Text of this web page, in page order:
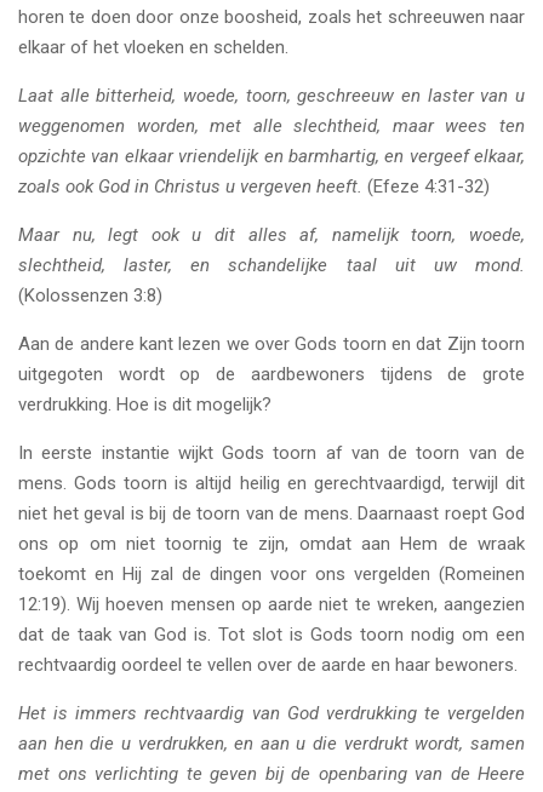
horen te doen door onze boosheid, zoals het schreeuwen naar
elkaar of het vloeken en schelden.
Laat alle bitterheid, woede, toorn, geschreeuw en laster van u
weggenomen worden, met alle slechtheid, maar wees ten
opzichte van elkaar vriendelijk en barmhartig, en vergeef elkaar,
zoals ook God in Christus u vergeven heeft. (Efeze 4:31-32)
Maar nu, legt ook u dit alles af, namelijk toorn, woede,
slechtheid, laster, en schandelijke taal uit uw mond.
(Kolossenzen 3:8)
Aan de andere kant lezen we over Gods toorn en dat Zijn toorn
uitgegoten wordt op de aardbewoners tijdens de grote
verdrukking. Hoe is dit mogelijk?
In eerste instantie wijkt Gods toorn af van de toorn van de
mens. Gods toorn is altijd heilig en gerechtvaardigd, terwijl dit
niet het geval is bij de toorn van de mens. Daarnaast roept God
ons op om niet toornig te zijn, omdat aan Hem de wraak
toekomt en Hij zal de dingen voor ons vergelden (Romeinen
12:19). Wij hoeven mensen op aarde niet te wreken, aangezien
dat de taak van God is. Tot slot is Gods toorn nodig om een
rechtvaardig oordeel te vellen over de aarde en haar bewoners.
Het is immers rechtvaardig van God verdrukking te vergelden
aan hen die u verdrukken, en aan u die verdrukt wordt, samen
met ons verlichting te geven bij de openbaring van de Heere